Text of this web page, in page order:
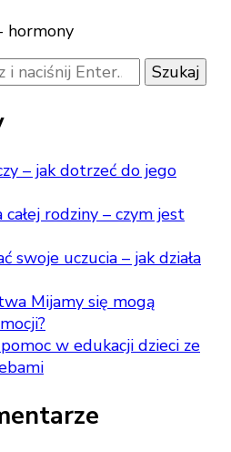
– jak dotrzeć do jego
rodziny – czym jest
swoje uczucia – jak działa
Mijamy się mogą
w edukacji dzieci ze